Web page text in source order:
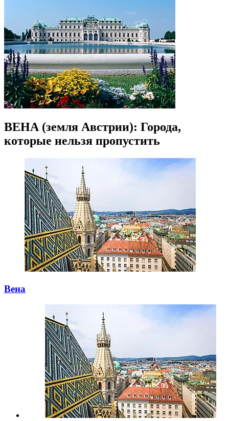
ВЕНА (земля Австрии): Города,
которые нельзя пропустить
Вена